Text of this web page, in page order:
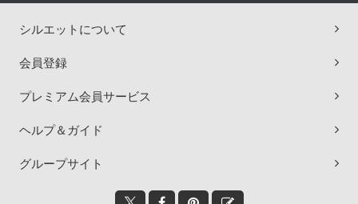
シルエットについて
会員登録
プレミアム会員サービス
ヘルプ＆ガイド
グループサイト